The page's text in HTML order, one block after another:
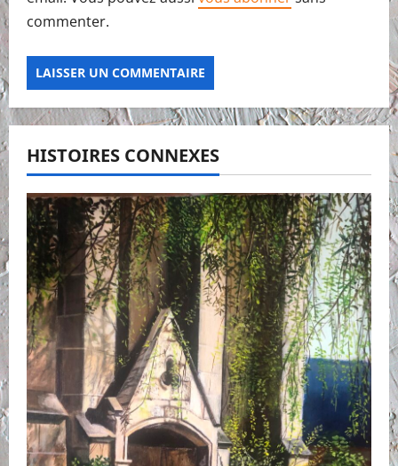
commenter.
HISTOIRES CONNEXES